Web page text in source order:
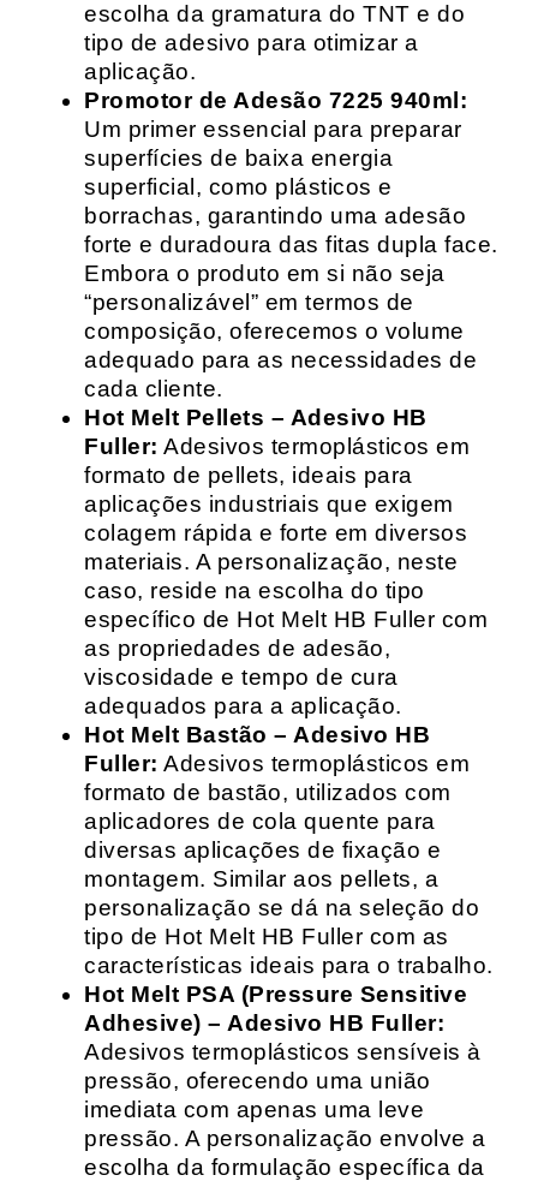
escolha da gramatura do TNT e do
tipo de adesivo para otimizar a
aplicação.
Promotor de Adesão 7225 940ml:
Um primer essencial para preparar
superfícies de baixa energia
superficial, como plásticos e
borrachas, garantindo uma adesão
forte e duradoura das fitas dupla face.
Embora o produto em si não seja
“personalizável” em termos de
composição, oferecemos o volume
adequado para as necessidades de
cada cliente.
Hot Melt Pellets – Adesivo HB
Fuller: Adesivos termoplásticos em
formato de pellets, ideais para
aplicações industriais que exigem
colagem rápida e forte em diversos
materiais. A personalização, neste
caso, reside na escolha do tipo
específico de Hot Melt HB Fuller com
as propriedades de adesão,
viscosidade e tempo de cura
adequados para a aplicação.
Hot Melt Bastão – Adesivo HB
Fuller: Adesivos termoplásticos em
formato de bastão, utilizados com
aplicadores de cola quente para
diversas aplicações de fixação e
montagem. Similar aos pellets, a
personalização se dá na seleção do
tipo de Hot Melt HB Fuller com as
características ideais para o trabalho.
Hot Melt PSA (Pressure Sensitive
Adhesive) – Adesivo HB Fuller:
Adesivos termoplásticos sensíveis à
pressão, oferecendo uma união
imediata com apenas uma leve
pressão. A personalização envolve a
escolha da formulação específica da